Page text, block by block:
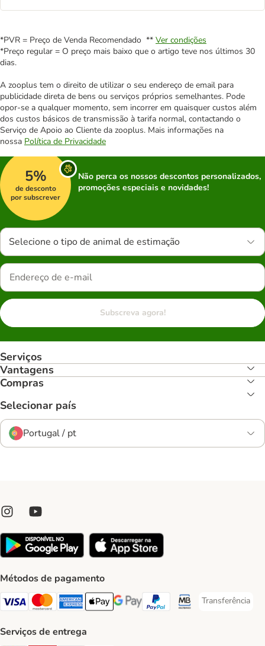
*PVR = Preço de Venda Recomendado ** Ver condições
*Preço regular = O preço mais baixo que o artigo teve nos últimos 30
dias.
A zooplus tem o direito de utilizar o seu endereço de email para
publicidade direta de bens ou serviços próprios semelhantes. Pode
opor-se a qualquer momento, sem incorrer em quaisquer custos além
dos custos básicos de transmissão à tarifa normal, contactando o
Serviço de Apoio ao Cliente da zooplus. Mais informações na
nossa Política de Privacidade
5%
de desconto
por subscrever
Não perca os nossos descontos personalizados,
promoções especiais e novidades!
Selecione o tipo de animal de estimação
Subscreva agora!
Serviços
Vantagens
Compras
Selecionar país
Portugal / pt
Métodos de pagamento
Visa Payment Method
Mastercard Payment Method
American Express Payment Method
Apple Pay Payment Method
Google Pay Payment Method
PayPal Payment Method
Multibanco Payment
Transferência
Transferência
Serviços de entrega